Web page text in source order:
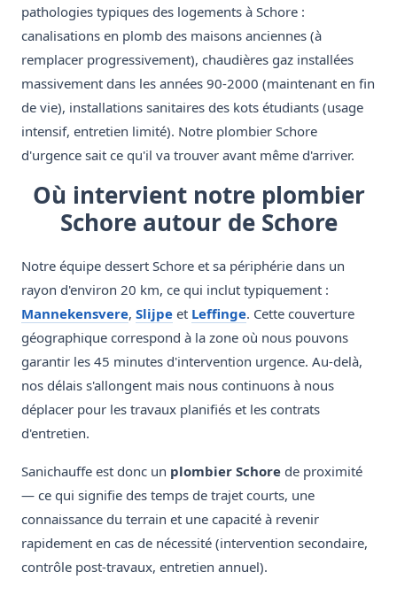
pathologies typiques des logements à Schore :
canalisations en plomb des maisons anciennes (à
remplacer progressivement), chaudières gaz installées
massivement dans les années 90-2000 (maintenant en fin
de vie), installations sanitaires des kots étudiants (usage
intensif, entretien limité). Notre plombier Schore
d'urgence sait ce qu'il va trouver avant même d'arriver.
Où intervient notre plombier
Schore autour de Schore
Notre équipe dessert Schore et sa périphérie dans un
rayon d'environ 20 km, ce qui inclut typiquement :
Mannekensvere, Slijpe et Leffinge. Cette couverture
géographique correspond à la zone où nous pouvons
garantir les 45 minutes d'intervention urgence. Au-delà,
nos délais s'allongent mais nous continuons à nous
déplacer pour les travaux planifiés et les contrats
d'entretien.
Sanichauffe est donc un plombier Schore de proximité
— ce qui signifie des temps de trajet courts, une
connaissance du terrain et une capacité à revenir
rapidement en cas de nécessité (intervention secondaire,
contrôle post-travaux, entretien annuel).